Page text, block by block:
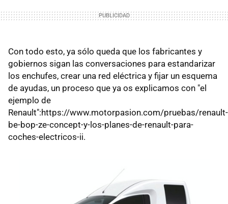
Con todo esto, ya sólo queda que los fabricantes y
gobiernos sigan las conversaciones para estandarizar
los enchufes, crear una red eléctrica y fijar un esquema
de ayudas, un proceso que ya os explicamos con "el
ejemplo de
Renault":https://www.motorpasion.com/pruebas/renault-
be-bop-ze-concept-y-los-planes-de-renault-para-
coches-electricos-ii.